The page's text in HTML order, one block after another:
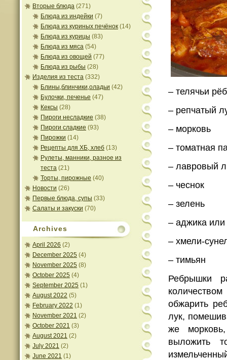
Вторые блюда (271)
Блюда из индейки (7)
Блюда из куриных печёнок (14)
Блюда из курицы (83)
Блюда из мяса (54)
Блюда из овощей (77)
Блюда из рыбы (28)
Изделия из теста (332)
Блины,блинчики,оладьи (42)
Булочки, печенье (47)
Кексы (28)
Пироги несладкие (38)
Пироги сладкие (93)
Пирожки (14)
Рецепты для ХБ, хлеб (13)
Рулеты, манники, разное из
теста (21)
Торты, пирожные (40)
Новости (26)
Первые блюда, супы (33)
Салаты и закуски (70)
Archives
April 2026 (2)
December 2025 (4)
November 2025 (8)
October 2025 (4)
September 2025 (1)
August 2022 (5)
February 2022 (1)
November 2021 (2)
October 2021 (3)
August 2021 (2)
July 2021 (2)
June 2021 (1)
– телячьи
– репчатый
– морковь
– томатная
– лавровый
– чеснок
– зелень
– аджика или
– хмели-
– тимьян
Ребрышки
обжарить
лук,
же
выложить